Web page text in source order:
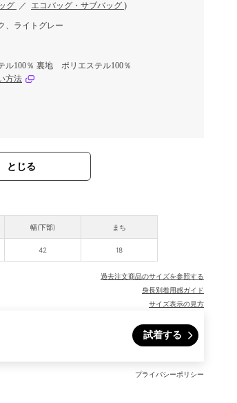
グ ／ エコバッグ・サブバッグ )
、ライトグレー
100％ 裏地 ポリエステル100％
方法
とじる
幅(下部) まち
42 18
過去注文商品のサイズを参照する
身長別着用感ガイド
サイズ表示の見方
試着する
プライバシーポリシー